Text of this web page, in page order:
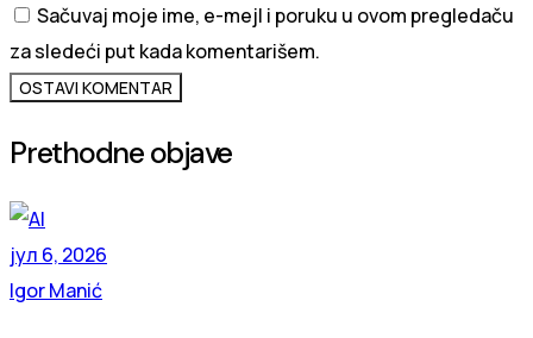
Sačuvaj moje ime, e-mejl i poruku u ovom pregledaču
za sledeći put kada komentarišem.
OSTAVI KOMENTAR
Prethodne objave
јул 6, 2026
Igor Manić